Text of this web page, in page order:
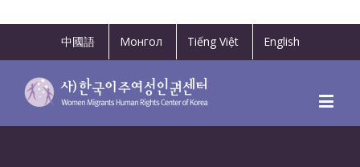
中國語 Монгол Tiếng Việt English